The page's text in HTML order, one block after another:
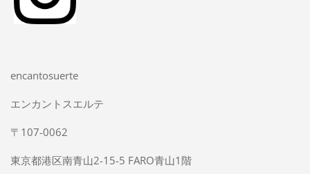
encantosuerte
エンカントスエルテ
〒107-0062
東京都港区南青山2-15-5 FARO青山1階